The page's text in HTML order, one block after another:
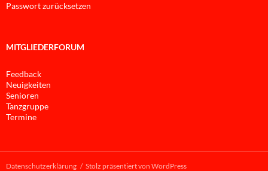
Passwort zurücksetzen
MITGLIEDERFORUM
Feedback
Neuigkeiten
Senioren
Tanzgruppe
Termine
Datenschutzerklärung Stolz präsentiert von WordPress